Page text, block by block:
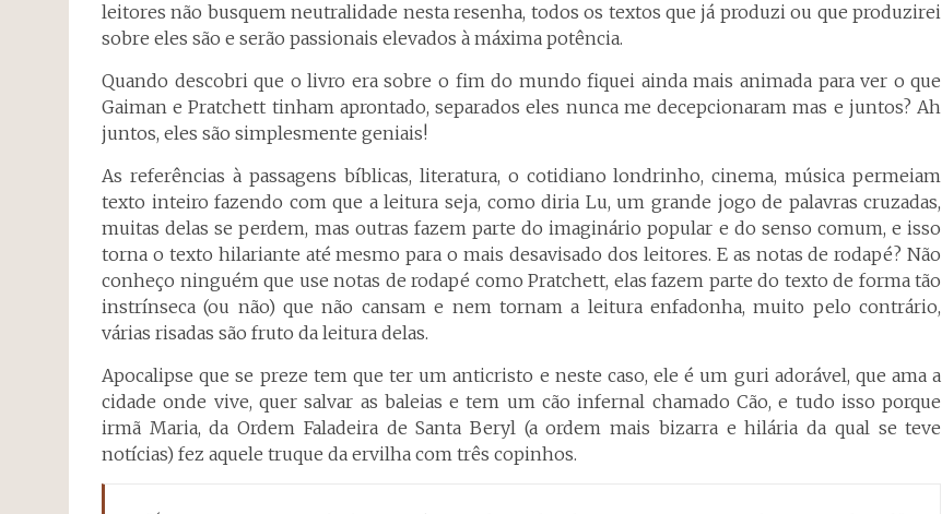
leitores não busquem neutralidade nesta resenha, todos os textos que já produzi ou que produzirei
sobre eles são e serão passionais elevados à máxima potência.
Quando descobri que o livro era sobre o fim do mundo fiquei ainda mais animada para ver o que
Gaiman e Pratchett tinham aprontado, separados eles nunca me decepcionaram mas e juntos? Ah
juntos, eles são simplesmente geniais!
As referências à passagens bíblicas, literatura, o cotidiano londrinho, cinema, música permeiam
texto inteiro fazendo com que a leitura seja, como diria Lu, um grande jogo de palavras cruzadas,
muitas delas se perdem, mas outras fazem parte do imaginário popular e do senso comum, e isso
torna o texto hilariante até mesmo para o mais desavisado dos leitores. E as notas de rodapé? Não
conheço ninguém que use notas de rodapé como Pratchett, elas fazem parte do texto de forma tão
instrínseca (ou não) que não cansam e nem tornam a leitura enfadonha, muito pelo contrário,
várias risadas são fruto da leitura delas.
Apocalipse que se preze tem que ter um anticristo e neste caso, ele é um guri adorável, que ama a
cidade onde vive, quer salvar as baleias e tem um cão infernal chamado Cão, e tudo isso porque
irmã Maria, da Ordem Faladeira de Santa Beryl (a ordem mais bizarra e hilária da qual se teve
notícias) fez aquele truque da ervilha com três copinhos.